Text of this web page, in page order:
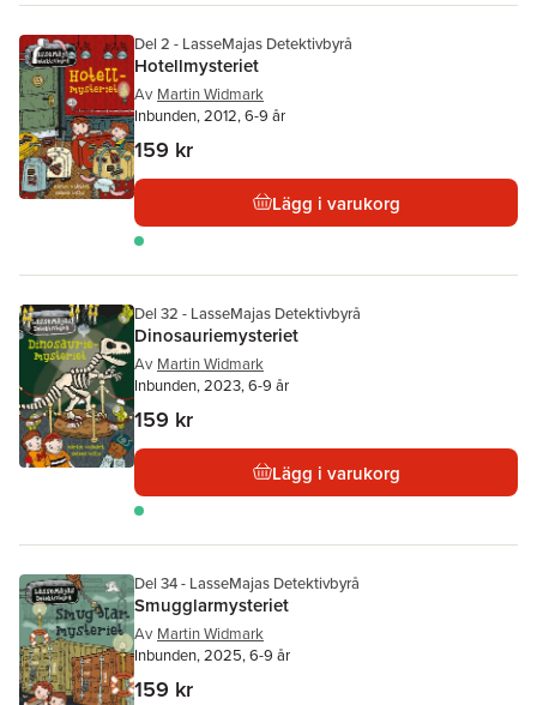
Del 2 - LasseMajas Detektivbyrå
Hotellmysteriet
Av Martin Widmark
Inbunden, 2012, 6-9 år
159 kr
Lägg i varukorg
Del 32 - LasseMajas Detektivbyrå
Dinosauriemysteriet
Av Martin Widmark
Inbunden, 2023, 6-9 år
159 kr
Lägg i varukorg
Del 34 - LasseMajas Detektivbyrå
Smugglarmysteriet
Av Martin Widmark
Inbunden, 2025, 6-9 år
159 kr